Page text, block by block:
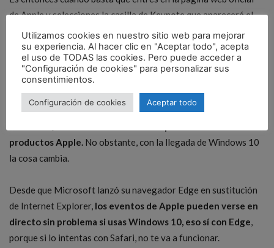
de Apple y selecciones la casilla de Keynote que aparecerá el
día del evento.
Si tienes Mac, podrás ver el evento sin ningún problema ya que
si entras desde Safari, te va a dejar sin ningún problema.
El problema aparece cuando eres usuario de PC.Hasta hace
productos Apple. No obstante, con la llegada de Windows 10
la cosa cambia.
Desde que Microsoft lanzó su navegador Edge en sustitución
de Internet Explorer, los eventos de Apple pueden verse en
directo sin problema si usas Windows 10, eso sí con Edge,
porque si lo intentas con Safari, no te va a funcionar.
Utilizamos cookies en nuestro sitio web para mejorar
su experiencia. Al hacer clic en "Aceptar todo", acepta
el uso de TODAS las cookies. Pero puede acceder a
"Configuración de cookies" para personalizar sus
consentimientos.
Configuración de cookies Aceptar todo